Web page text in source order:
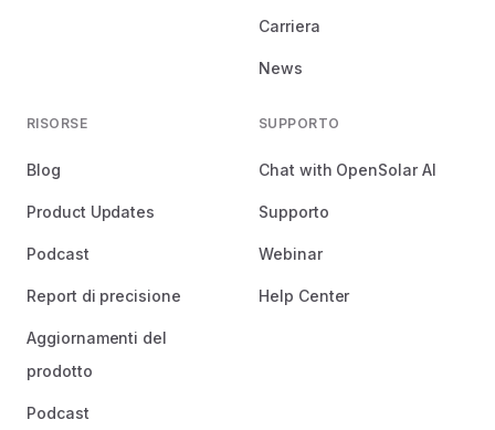
Carriera
News
RISORSE
Blog
Product Updates
Podcast
Report di precisione
Aggiornamenti del
prodotto
Podcast
SUPPORTO
Chat with OpenSolar AI
Supporto
Webinar
Help Center